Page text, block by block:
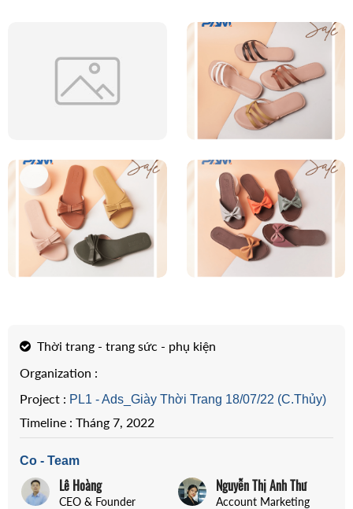
For Client
Thời trang - trang sức - phụ kiện
Organization :
Project : PL1 - Ads_Giày Thời Trang 18/07/22 (C.Thủy)
Timeline : Tháng 7, 2022
Co - Team
Lê Hoàng
CEO & Founder
Nguyễn Thị Anh Thư
Account Marketing